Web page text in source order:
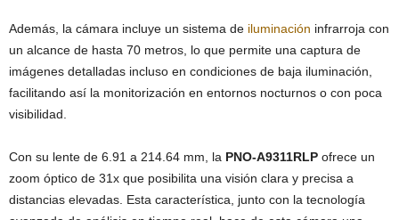
Además, la cámara incluye un sistema de iluminación infrarroja con
un alcance de hasta 70 metros, lo que permite una captura de
imágenes detalladas incluso en condiciones de baja iluminación,
facilitando así la monitorización en entornos nocturnos o con poca
visibilidad.
Con su lente de 6.91 a 214.64 mm, la PNO-A9311RLP ofrece un
zoom óptico de 31x que posibilita una visión clara y precisa a
distancias elevadas. Esta característica, junto con la tecnología